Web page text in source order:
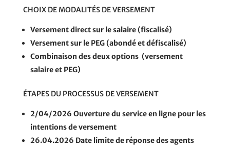
CHOIX DE MODALITÉS DE VERSEMENT
Versement direct sur le salaire (fiscalisé)
Versement sur le PEG (abondé et défiscalisé)
Combinaison des deux options (versement
salaire et PEG)
ÉTAPES DU PROCESSUS DE VERSEMENT
2/04/2026 Ouverture du service en ligne pour les
intentions de versement
26.04.2026 Date limite de réponse des agents